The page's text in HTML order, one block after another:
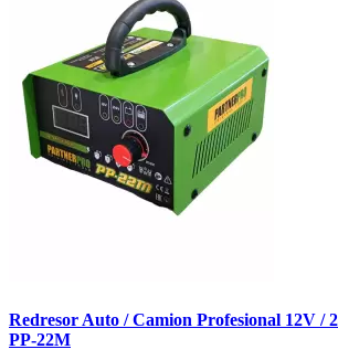
Redresor Auto / Camion Profesional 12V /
PP-22M